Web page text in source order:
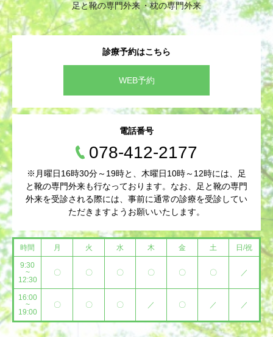
足と靴の専門外来
枕の専門外来
診療予約はこちら
WEB予約
電話番号
078-412-2177
※月曜日16時30分～19時と、木曜日10時～12時には、足
と靴の専門外来も行なっております。なお、足と靴の専門
外来を受診される際には、事前に通常の診療を受診してい
ただきますようお願いいたします。
時間 月 火 水 木 金 土 日/祝
9:30
~
12:30
〇 〇 〇 〇 〇 〇 ／
16:00
~
19:00
〇 〇 〇 ／ 〇 ／ ／